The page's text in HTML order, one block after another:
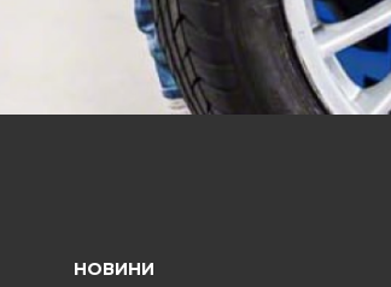
НОВИНИ